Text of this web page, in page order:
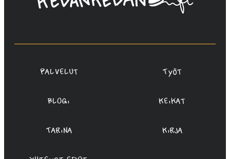
Saukko-
Oy
Palvelut Työt
Blogi Keikat
Tarina Kirja